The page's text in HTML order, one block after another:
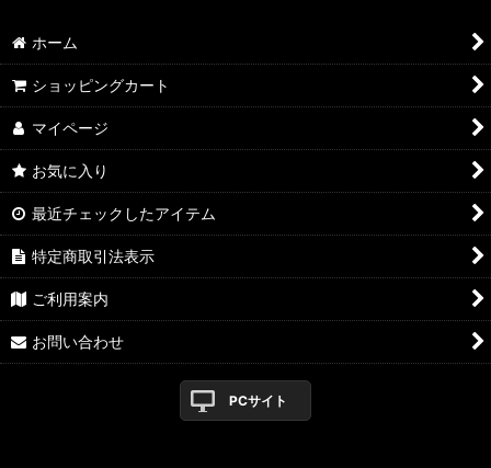
1990's
2000's
2010's
2020's
MICK JAGGER
KEITH RICHARDS
ホーム
ショッピングカート
マイページ
お気に入り
最近チェックしたアイテム
特定商取引法表示
ご利用案内
お問い合わせ
PCサイト